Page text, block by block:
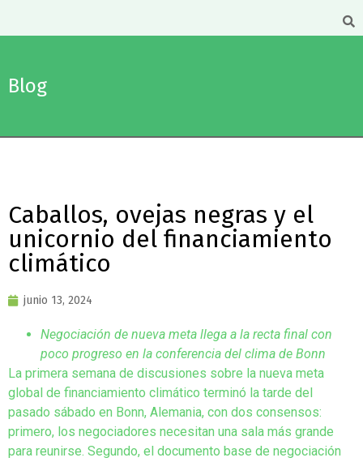
Blog
Caballos, ovejas negras y el
unicornio del financiamiento
climático
junio 13, 2024
Negociación de nueva meta llega a la recta final con
poco progreso en la conferencia del clima de Bonn
La primera semana de discusiones sobre la nueva meta
global de financiamiento climático terminó la tarde del
pasado sábado en Bonn, Alemania, con dos consensos:
primero, los negociadores necesitan una sala más grande
para reunirse. Segundo, el documento base de negociación